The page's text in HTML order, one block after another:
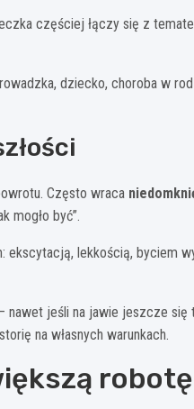
częściej łączy się z
dziecko, choroba w
Często wraca
mogło być”.
ekscytacją, lekkością, byciem
jeśli na jawie jeszcze się
na własnych warunkach.
robotę